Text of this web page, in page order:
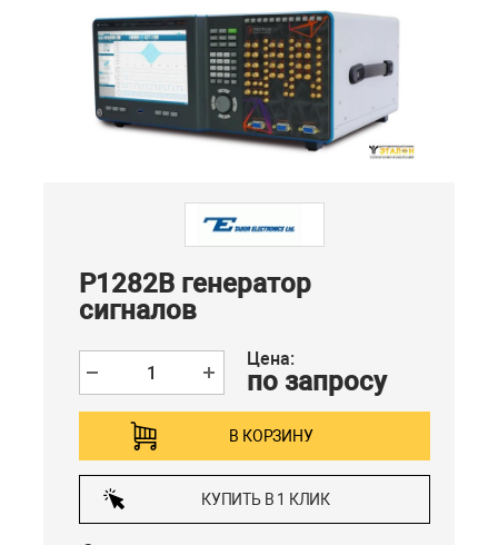
P1282B генератор
сигналов
Цена:
по запросу
В КОРЗИНУ
КУПИТЬ В 1 КЛИК